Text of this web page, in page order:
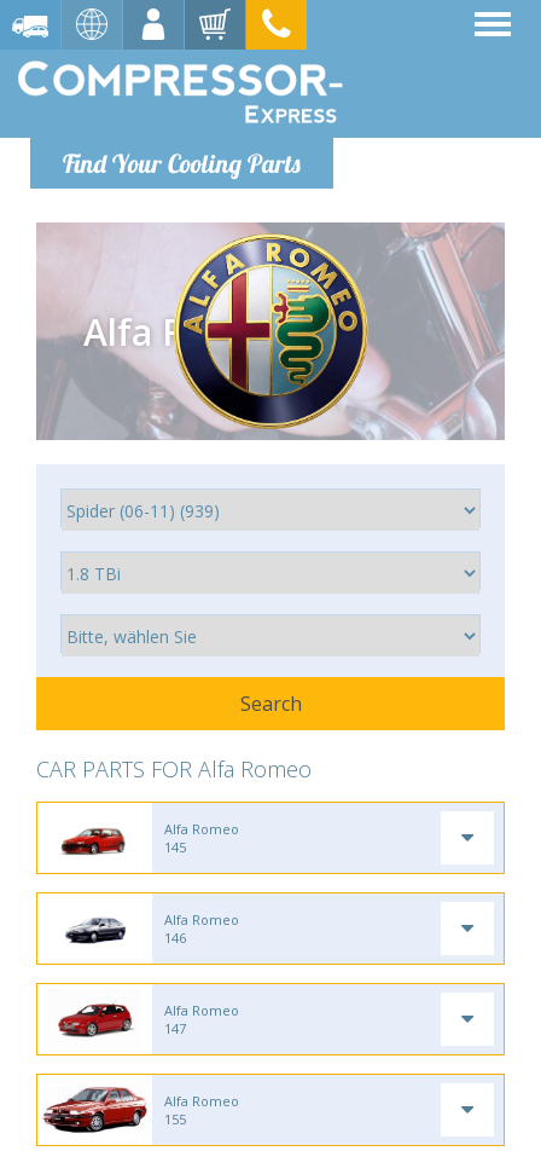
Find Your Cooling Parts
Alfa Romeo
CAR PARTS FOR Alfa Romeo
Alfa Romeo
145
Alfa Romeo
146
Alfa Romeo
147
Alfa Romeo
155